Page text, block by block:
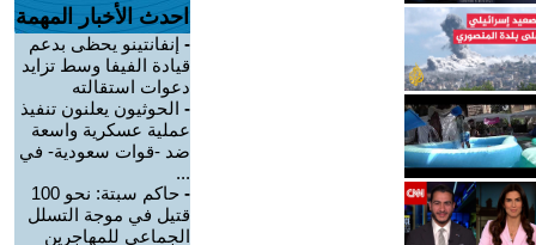
احدث الأخبار المهمة
- إنفانتينو يحظى بدعم
قيادة الفيفا وسط تزايد
دعوات استقالته
- الحوثيون يعلنون تنفيذ
عملية عسكرية واسعة
ضد -قوات سعودية- في
...
-
حاكم سبتة: نحو 100
قتيل في موجة التسلل
الجماعي للمهاجرين